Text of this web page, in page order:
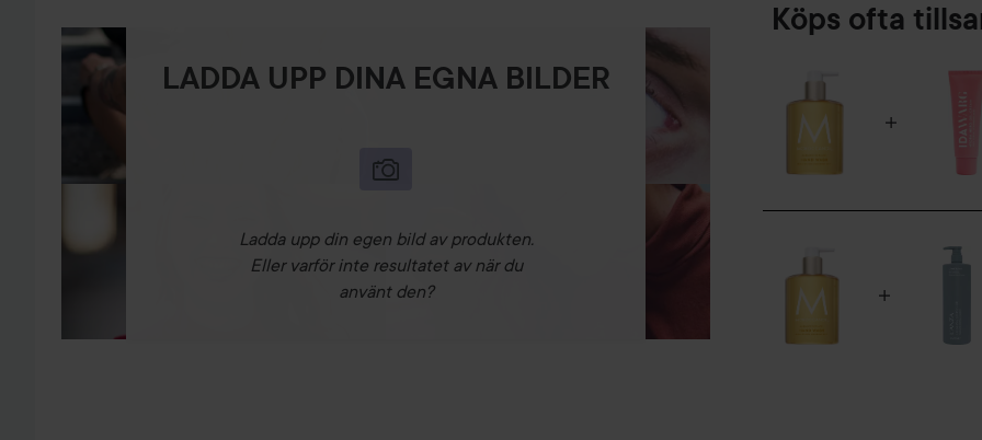
LADDA UPP DINA EGNA BILDER
Ladda upp din egen bild av produkten.
Eller varför inte resultatet av när du
använt den?
Köps ofta